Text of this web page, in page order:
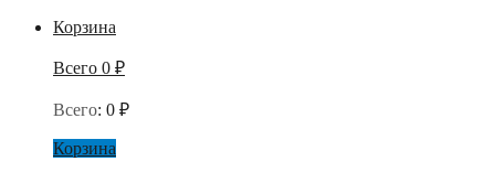
Корзина
Всего 0 ₽
Всего: 0 ₽
Корзина